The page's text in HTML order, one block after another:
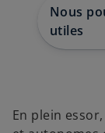
Nous
utiles
En plein